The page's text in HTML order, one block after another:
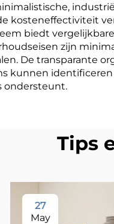
kosteneffectiviteit
biedt
zijn
De transparante
kunnen
ondersteunt.
Tips
27
May